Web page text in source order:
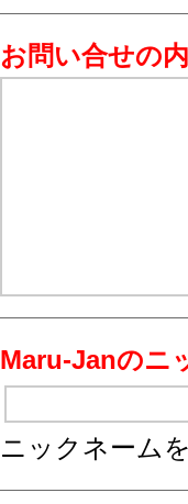
お問い合せの
Maru-Janのニ
ニックネーム